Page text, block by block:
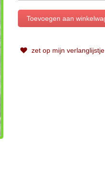
zet op mijn verlanglijstje